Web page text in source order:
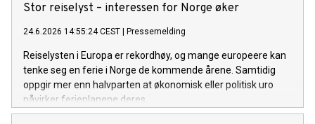
Stor reiselyst – interessen for Norge øker
24.6.2026 14:55:24 CEST | Pressemelding
Reiselysten i Europa er rekordhøy, og mange europeere kan
tenke seg en ferie i Norge de kommende årene. Samtidig
oppgir mer enn halvparten at økonomisk eller politisk uro
påvirker ferieplanene deres.